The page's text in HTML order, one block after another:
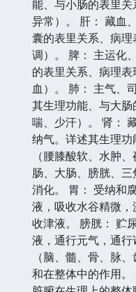
能、与小肠的表里
异常）。 肝： 藏血
囊的表里关系、病
调）。 脾： 主运化
的表里关系、病理
血）。 肺： 主气、
其生理功能、与大
喘、少汗）。 肾：
纳气。详述其生理
（腰膝酸软、水肿
肠、大肠、膀胱、
消化。 胃： 受纳和
液，吸收水谷精微
收津液。 膀胱： 贮
液，通行元气，通
（脑、髓、骨、脉
和在整体中的作用